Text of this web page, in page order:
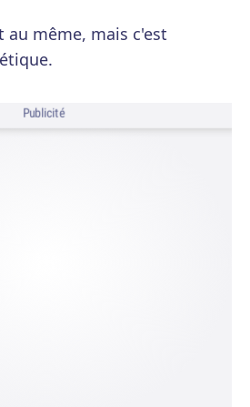
au même, mais c'est
Publicité